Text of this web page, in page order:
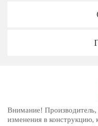
Внимание! Производитель,
изменения в конструкцию,